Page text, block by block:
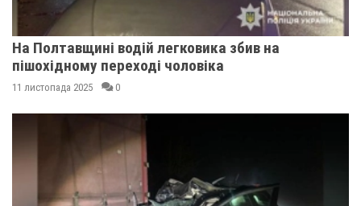
На Полтавщині водій легковика збив на
пішохідному переході чоловіка
11 листопада 2025 0